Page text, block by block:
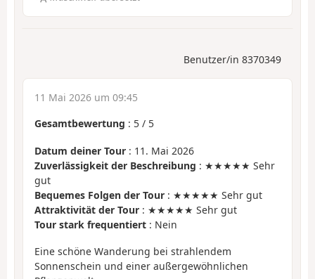
Benutzer/in 8370349
11 Mai 2026 um 09:45
Gesamtbewertung : 5 / 5
Datum deiner Tour : 11. Mai 2026
Zuverlässigkeit der Beschreibung : ★★★★★ Sehr
gut
Bequemes Folgen der Tour : ★★★★★ Sehr gut
Attraktivität der Tour : ★★★★★ Sehr gut
Tour stark frequentiert : Nein
Eine schöne Wanderung bei strahlendem
Sonnenschein und einer außergewöhnlichen